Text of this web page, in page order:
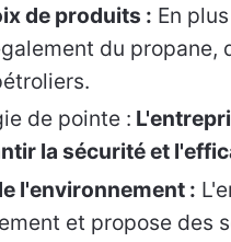
de produits : En
du
de pointe :
la sécurité et
l'environnement :
et propose des